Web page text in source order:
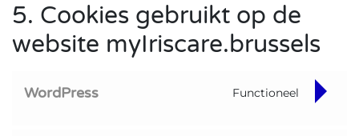
5. Cookies gebruikt op de
website myIriscare.brussels
WordPress Functioneel